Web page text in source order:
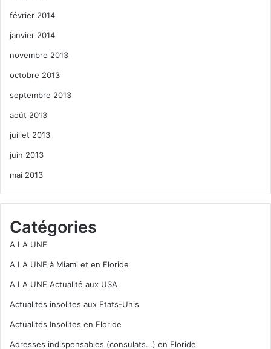
février 2014
janvier 2014
novembre 2013
octobre 2013
septembre 2013
août 2013
juillet 2013
juin 2013
mai 2013
Catégories
A LA UNE
A LA UNE à Miami et en Floride
A LA UNE Actualité aux USA
Actualités insolites aux Etats-Unis
Actualités Insolites en Floride
Adresses indispensables (consulats…) en Floride